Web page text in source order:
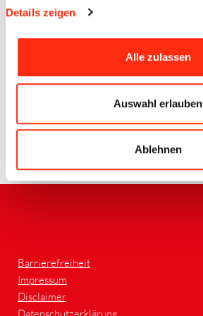
Details zeigen
Alle zulassen
Auswahl erlauben
Ablehnen
Barrierefreiheit
Impressum
Disclaimer
Datenschutzerklärung